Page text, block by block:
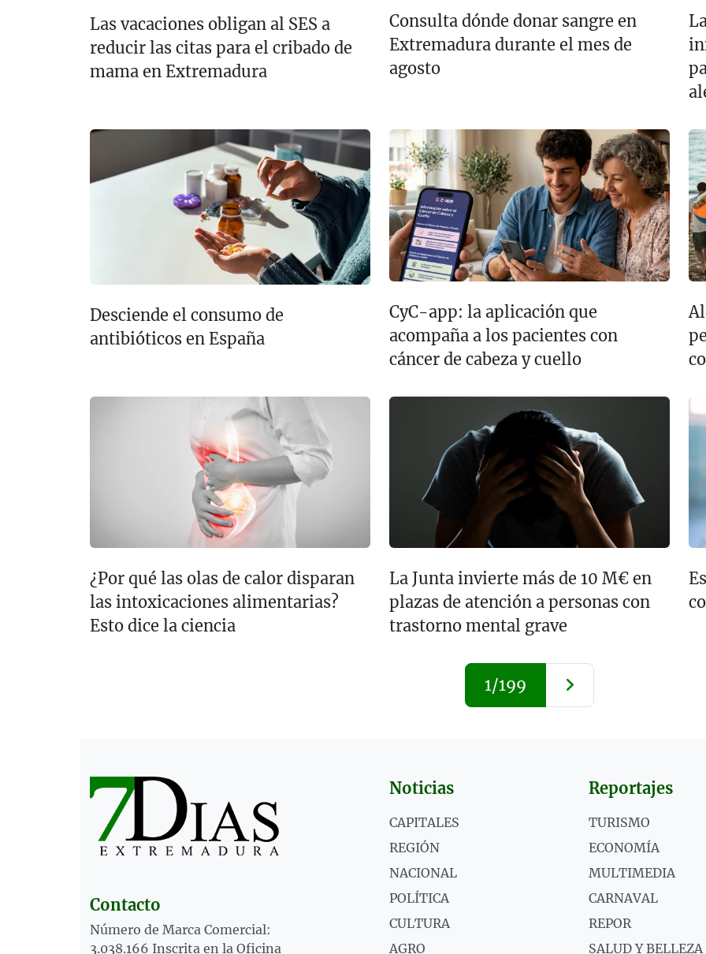
Las vacaciones obligan al SES a
reducir las citas para el cribado de
mama en Extremadura
Consulta dónde donar sangre en
Extremadura durante el mes de
agosto
Desciende el consumo de
antibióticos en España
CyC-app: la aplicación que
acompaña a los pacientes con
cáncer de cabeza y cuello
¿Por qué las olas de calor disparan
las intoxicaciones alimentarias?
Esto dice la ciencia
La Junta invierte más de 10 M€ en
plazas de atención a personas con
trastorno mental grave
1/199
Contacto
Número de Marca Comercial:
3.038.166 Inscrita en la Oficina
Noticias
CAPITALES
REGIÓN
NACIONAL
POLÍTICA
CULTURA
AGRO
Reportajes
TURISMO
ECONOMÍA
MULTIMEDIA
CARNAVAL
REPOR
SALUD Y BELLEZA